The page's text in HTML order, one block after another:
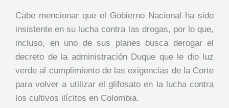
Cabe mencionar que el Gobierno Nacional ha sido
insistente en su lucha contra las drogas, por lo que,
incluso, en uno de sus planes busca derogar el
decreto de la administración Duque que le dio luz
verde al cumplimiento de las exigencias de la Corte
para volver a utilizar el glifosato en la lucha contra
los cultivos ilícitos en Colombia.